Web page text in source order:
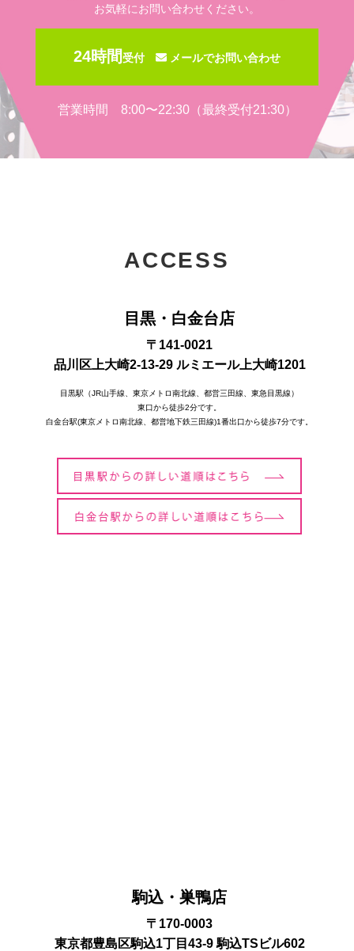
お気軽にお問い合わせください。
24時間受付 メールでお問い合わせ
営業時間 8:00〜22:30（最終受付21:30）
ACCESS
目黒・白金台店
〒141-0021
品川区上大崎2-13-29 ルミエール上大崎1201
目黒駅（JR山手線、東京メトロ南北線、都営三田線、東急目黒線）
東口から徒歩2分です。
白金台駅(東京メトロ南北線、都営地下鉄三田線)1番出口から徒歩7分です。
駒込・巣鴨店
〒170-0003
東京都豊島区駒込1丁目43-9 駒込TSビル602